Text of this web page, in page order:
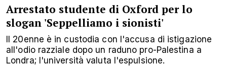
Arrestato studente di Oxford per lo
slogan 'Seppelliamo i sionisti'
Il 20enne è in custodia con l'accusa di istigazione
all'odio razziale dopo un raduno pro-Palestina a
Londra; l'università valuta l'espulsione.